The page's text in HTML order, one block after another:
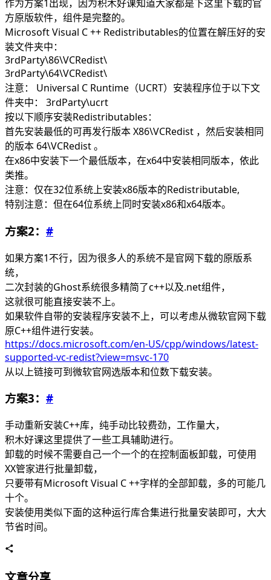
作为方案1出现，因为积木好课知道大家都是下这里下载的官
方原版软件，组件是完整的。
Microsoft Visual C ++ Redistributables的位置在解压好的安
装文件夹中：
3rdParty\86\VCRedist\
3rdParty\64\VCRedist\
注意： Universal C Runtime（UCRT）安装程序位于以下文
件夹中： 3rdParty\ucrt
按以下顺序安装Redistributables：
首先安装最低的可再发行版本 X86\VCRedist ，然后安装相同
的版本 64\VCRedist 。
在x86中安装下一个最低版本，在x64中安装相同版本，依此
类推。
注意：仅在32位系统上安装x86版本的Redistributable,
特别注意：但在64位系统上同时安装x86和x64版本。
方案2： #
如果方案1不行，因为很多人的系统不是官网下载的原版系
统，
二次封装的Ghost系统很多精简了c++以及.net组件，
这就很可能直接安装不上。
如果软件自带的安装程序安装不上，可以考虑从微软官网下载
原C++组件进行安装。
https://docs.microsoft.com/en-US/cpp/windows/latest-
supported-vc-redist?view=msvc-170
从以上链接可到微软官网选版本和位数下载安装。
方案3： #
手动重新安装C++库，纯手动比较费劲，工作量大，
积木好课这里提供了一些工具辅助进行。
卸载的时候不需要自己一个一个的在控制面板卸载，可使用
XX管家进行批量卸载，
只要带有Microsoft Visual C ++字样的全部卸载，多的可能几
十个。
安装使用类似下面的这种运行库合集进行批量安装即可，大大
节省时间。
文章分享